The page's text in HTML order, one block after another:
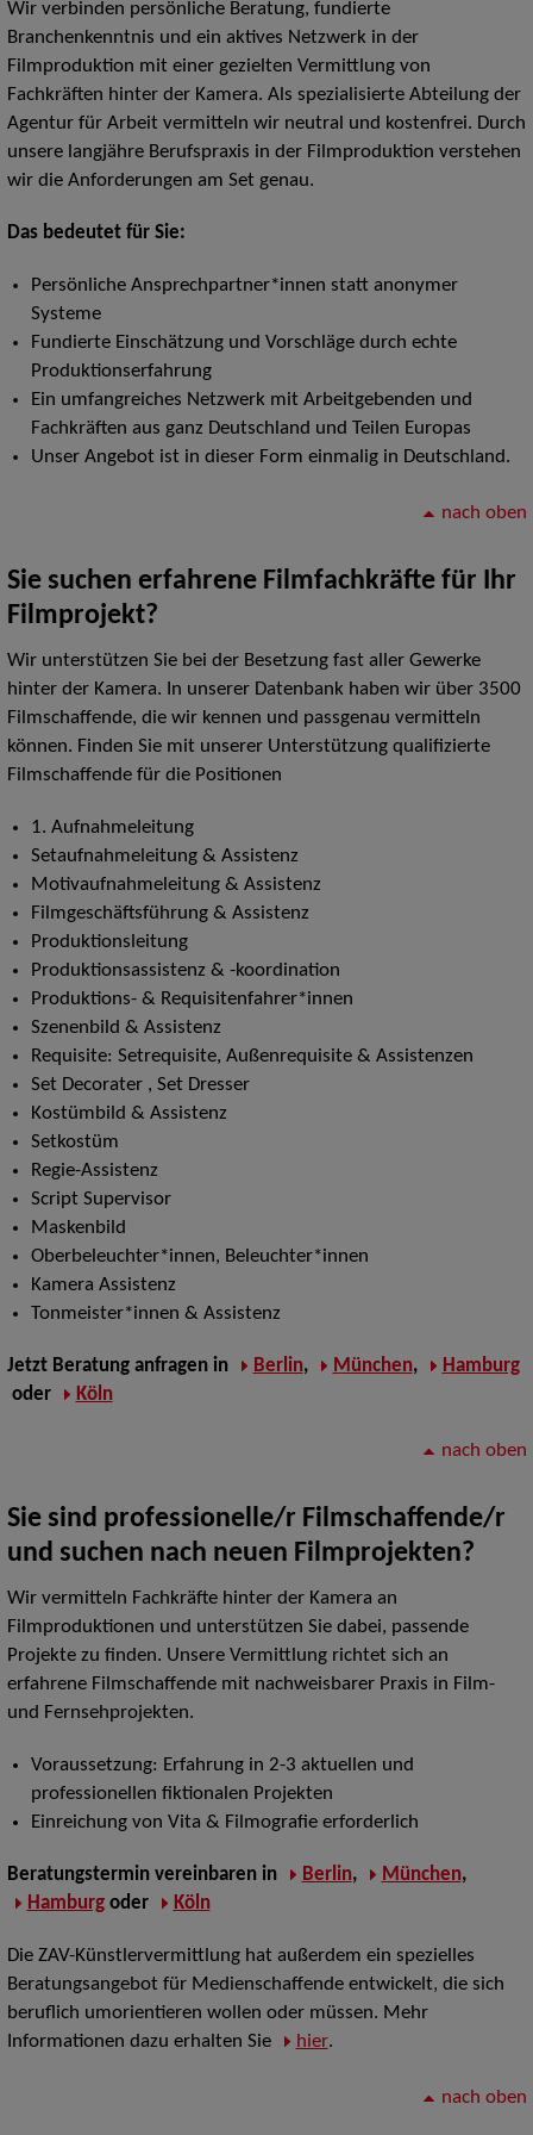
Wir verbinden persönliche Beratung, fundierte
Branchenkenntnis und ein aktives Netzwerk in der
Filmproduktion mit einer gezielten Vermittlung von
Fachkräften hinter der Kamera. Als spezialisierte Abteilung der
Agentur für Arbeit vermitteln wir neutral und kostenfrei. Durch
unsere langjähre Berufspraxis in der Filmproduktion verstehen
wir die Anforderungen am Set genau.
Das bedeutet für Sie:
Persönliche Ansprechpartner*innen statt anonymer
Systeme
Fundierte Einschätzung und Vorschläge durch echte
Produktionserfahrung
Ein umfangreiches Netzwerk mit Arbeitgebenden und
Fachkräften aus ganz Deutschland und Teilen Europas
Unser Angebot ist in dieser Form einmalig in Deutschland.
nach oben
Sie suchen erfahrene Filmfachkräfte für Ihr
Filmprojekt?
Wir unterstützen Sie bei der Besetzung fast aller Gewerke
hinter der Kamera. In unserer Datenbank haben wir über 3500
Filmschaffende, die wir kennen und passgenau vermitteln
können. Finden Sie mit unserer Unterstützung qualifizierte
Filmschaffende für die Positionen
1. Aufnahmeleitung
Setaufnahmeleitung & Assistenz
Motivaufnahmeleitung & Assistenz
Filmgeschäftsführung & Assistenz
Produktionsleitung
Produktionsassistenz & -koordination
Produktions- & Requisitenfahrer*innen
Szenenbild & Assistenz
Requisite: Setrequisite, Außenrequisite & Assistenzen
Set Decorater , Set Dresser
Kostümbild & Assistenz
Setkostüm
Regie-Assistenz
Script Supervisor
Maskenbild
Oberbeleuchter*innen, Beleuchter*innen
Kamera Assistenz
Tonmeister*innen & Assistenz
Jetzt Beratung anfragen in Berlin, München,
Hamburg
oder
Köln
nach oben
Sie sind professionelle/r Filmschaffende/r
und suchen nach neuen Filmprojekten?
Wir vermitteln Fachkräfte hinter der Kamera an
Filmproduktionen und unterstützen Sie dabei, passende
Projekte zu finden. Unsere Vermittlung richtet sich an
erfahrene Filmschaffende mit nachweisbarer Praxis in Film-
und Fernsehprojekten.
Voraussetzung: Erfahrung in 2-3 aktuellen und
professionellen fiktionalen Projekten
Einreichung von Vita & Filmografie erforderlich
Beratungstermin vereinbaren in Berlin, München,
Hamburg oder Köln
Die ZAV-Künstlervermittlung hat außerdem ein spezielles
Beratungsangebot für Medienschaffende entwickelt, die sich
beruflich umorientieren wollen oder müssen. Mehr
Informationen dazu erhalten Sie
hier.
nach oben